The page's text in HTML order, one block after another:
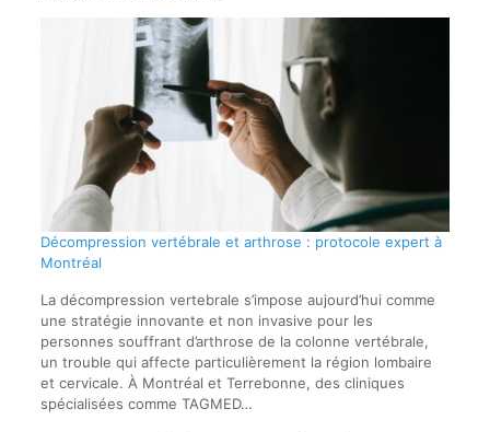
Décompression vertébrale et arthrose : protocole expert à
Montréal
La décompression vertebrale s’impose aujourd’hui comme
une stratégie innovante et non invasive pour les
personnes souffrant d’arthrose de la colonne vertébrale,
un trouble qui affecte particulièrement la région lombaire
et cervicale. À Montréal et Terrebonne, des cliniques
spécialisées comme TAGMED…